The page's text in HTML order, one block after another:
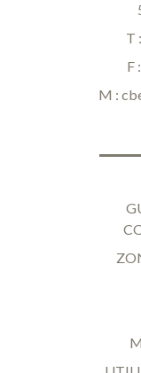
T
F
M :